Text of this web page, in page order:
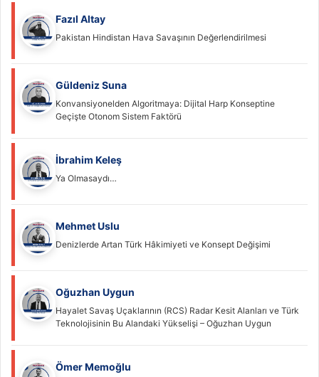
Fazıl Altay
Pakistan Hindistan Hava Savaşının Değerlendirilmesi
Güldeniz Suna
Konvansiyonelden Algoritmaya: Dijital Harp Konseptine
Geçişte Otonom Sistem Faktörü
İbrahim Keleş
Ya Olmasaydı…
Mehmet Uslu
Denizlerde Artan Türk Hâkimiyeti ve Konsept Değişimi
Oğuzhan Uygun
Hayalet Savaş Uçaklarının (RCS) Radar Kesit Alanları ve Türk
Teknolojisinin Bu Alandaki Yükselişi – Oğuzhan Uygun
Ömer Memoğlu